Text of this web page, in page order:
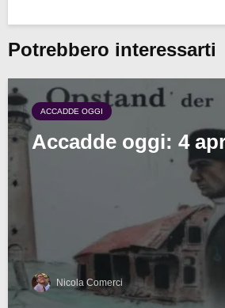
Potrebbero interessarti
ACCADDE OGGI
Accadde oggi: 4
Nicola Comerci